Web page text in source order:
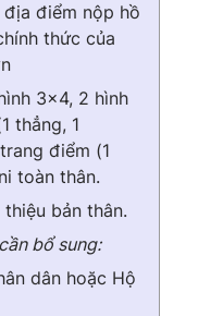
897điểm nộp hồ
thức của
3x4, 2 hình
thẳng, 1
điểm (1
toàn thân.
bản thân.
bổ sung:
dân hoặc Hộ